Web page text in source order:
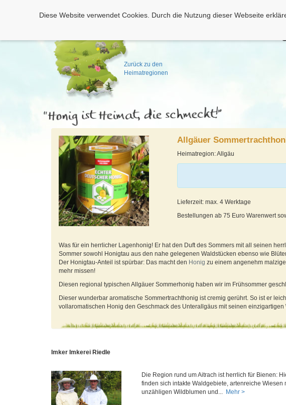
Zurück zu den
Heimatregionen
Diese Website verwendet Cookies. Durch die Nutzung dieser Webseite
Allgäuer
Heimatregion: Allgäu
Lieferzeit: max. 4 Werktage
Bestellungen ab 75 Euro Warenwert
Was für ein herrlicher Lagenhonig! Er hat den Duft des Sommers mit all seinen
Sommer sowohl Honigtau aus den nahe gelegenen Waldstücken ebenso wie
Der Honigtau-Anteil ist spürbar: Das macht den Honig zu einem angenehm
mehr missen!
Diesen regional typischen Allgäuer Sommerhonig haben wir im Frühsommer
Dieser wunderbar aromatische Sommertrachthonig ist cremig gerührt. So ist er
vollaromatischen Honig den Geschmack des Unterallgäus mit seinen einzigartigen
Imker Imkerei Riedle
Die Region rund um Aitrach ist herrlich für Bienen:
finden sich intakte Waldgebiete, artenreiche Wiesen
unzähligen Wildblumen und... Mehr >